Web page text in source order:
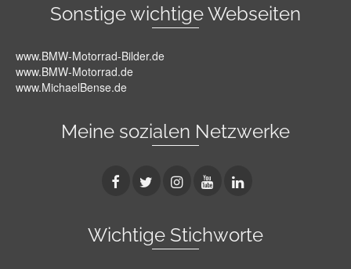
Sonstige wichtige Webseiten
www.BMW-Motorrad-Bilder.de
www.BMW-Motorrad.de
www.MichaelBense.de
Meine sozialen Netzwerke
Wichtige Stichworte